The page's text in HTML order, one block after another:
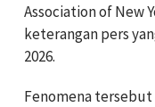
Association of New
keterangan pers
2026.
Fenomena